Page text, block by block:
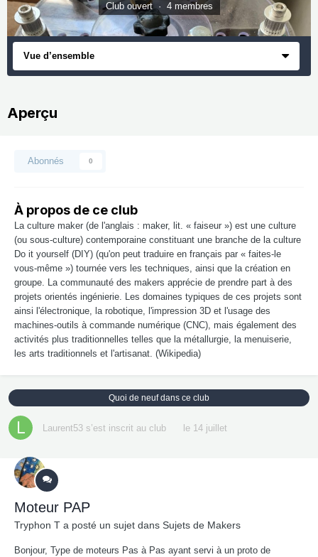
Club ouvert · 4 membres
Vue d’ensemble
Aperçu
Abonnés 0
À propos de ce club
La culture maker (de l'anglais : maker, lit. « faiseur ») est une culture
(ou sous-culture) contemporaine constituant une branche de la culture
Do it yourself (DIY) (qu'on peut traduire en français par « faites-le
vous-même ») tournée vers les techniques, ainsi que la création en
groupe. La communauté des makers apprécie de prendre part à des
projets orientés ingénierie. Les domaines typiques de ces projets sont
ainsi l'électronique, la robotique, l'impression 3D et l'usage des
machines-outils à commande numérique (CNC), mais également des
activités plus traditionnelles telles que la métallurgie, la menuiserie,
les arts traditionnels et l'artisanat. (Wikipedia)
Quoi de neuf dans ce club
Laurent53 s’est inscrit au club le 14 juillet
Moteur PAP
Tryphon T a posté un sujet dans Sujets de Makers
Bonjour, Type de moteurs Pas à Pas ayant servi à un proto de